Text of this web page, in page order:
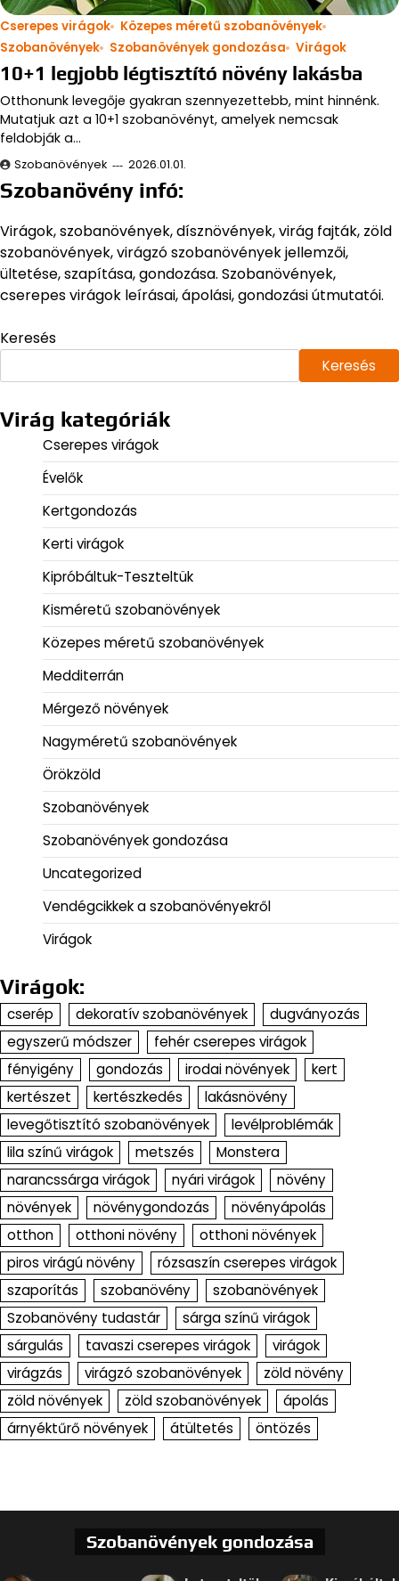
Cserepes virágok
Közepes méretű szobanövények
Szobanövények
Szobanövények gondozása Virágok
10+1 legjobb légtisztító növény lakásba
Otthonunk levegője gyakran szennyezettebb, mint hinnénk.
Mutatjuk azt a 10+1 szobanövényt, amelyek nemcsak
feldobják a…
Szobanövények 2026.01.01.
Szobanövény infó:
Virágok, szobanövények, dísznövények, virág fajták, zöld
szobanövények, virágzó szobanövények jellemzői,
ültetése, szapítása, gondozása. Szobanövények,
cserepes virágok leírásai, ápolási, gondozási útmutatói.
Keresés
Keresés
Virág kategóriák
Cserepes virágok
Évelők
Kertgondozás
Kerti virágok
Kipróbáltuk-Teszteltük
Kisméretű szobanövények
Közepes méretű szobanövények
Medditerrán
Mérgező növények
Nagyméretű szobanövények
Örökzöld
Szobanövények
Szobanövények gondozása
Uncategorized
Vendégcikkek a szobanövényekről
Virágok
Virágok:
cserép dekoratív szobanövények
dugványozás
egyszerű módszer
fehér cserepes virágok
fényigény
gondozás irodai növények
kert
kertészet
kertészkedés
lakásnövény
levegőtisztító szobanövények
levélproblémák
lila színű virágok
metszés
Monstera
narancssárga virágok
nyári virágok
növény
növények
növénygondozás
növényápolás
otthon
otthoni növény
otthoni növények
piros virágú növény
rózsaszín cserepes virágok
szaporítás
szobanövény
szobanövények
Szobanövény tudastár
sárga színű virágok
sárgulás
tavaszi cserepes virágok
virágok
virágzás
virágzó szobanövények
zöld növény
zöld növények
zöld szobanövények
ápolás
árnyéktűrő növények
átültetés öntözés
Szobanövények gondozása